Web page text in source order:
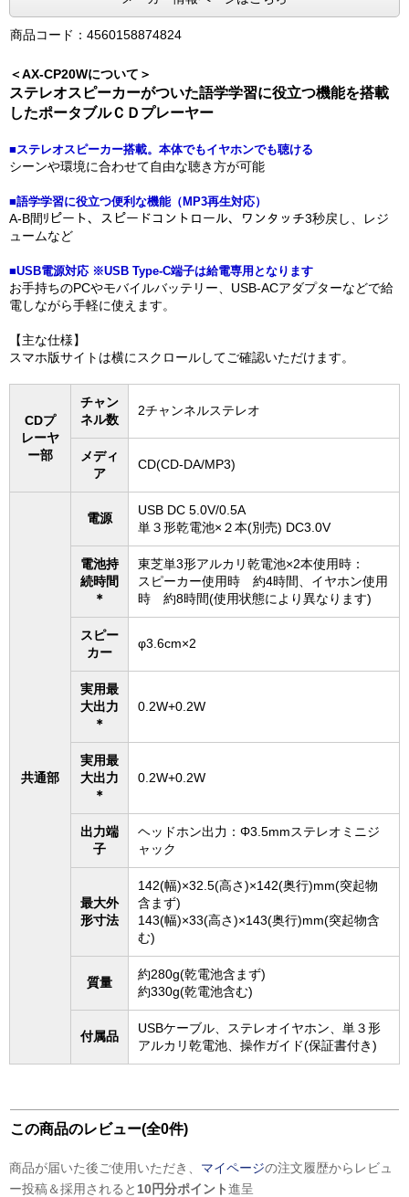
商品コード：4560158874824
＜AX-CP20Wについて＞
ステレオスピーカーがついた語学学習に役立つ機能を搭載
したポータブルＣＤプレーヤー
■ステレオスピーカー搭載。本体でもイヤホンでも聴ける
シーンや環境に合わせて自由な聴き方が可能
■語学学習に役立つ便利な機能（MP3再生対応）
A-B間ﾘピート、スピードコントロール、ワンタッチ3秒戻し、レジ
ュームなど
■USB電源対応 ※USB Type-C端子は給電専用となります
お手持ちのPCやモバイルバッテリー、USB-ACアダプターなどで給
電しながら手軽に使えます。
【主な仕様】
スマホ版サイトは横にスクロールしてご確認いただけます。
CDプ
レーヤ
ー部
チャン
ネル数
2チャンネルステレオ
メディ
ア
CD(CD-DA/MP3)
共通部
電源
USB DC 5.0V/0.5A
単３形乾電池×２本(別売) DC3.0V
電池持
続時間
＊
東芝単3形アルカリ乾電池×2本使用時：
スピーカー使用時 約4時間、イヤホン使用
時 約8時間(使用状態により異なります)
スピー
カー
φ3.6cm×2
実用最
大出力
＊
0.2W+0.2W
実用最
大出力
＊
0.2W+0.2W
出力端
子
ヘッドホン出力：Φ3.5mmステレオミニジ
ャック
最大外
形寸法
142(幅)×32.5(高さ)×142(奥行)mm(突起物
含まず)
143(幅)×33(高さ)×143(奥行)mm(突起物含
む)
質量
約280g(乾電池含まず)
約330g(乾電池含む)
付属品
USBケーブル、ステレオイヤホン、単３形
アルカリ乾電池、操作ガイド(保証書付き)
この商品のレビュー(全0件)
商品が届いた後ご使用いただき、 マイページの注文履歴からレビュ
ー投稿＆採用されると 10円分ポイント進呈